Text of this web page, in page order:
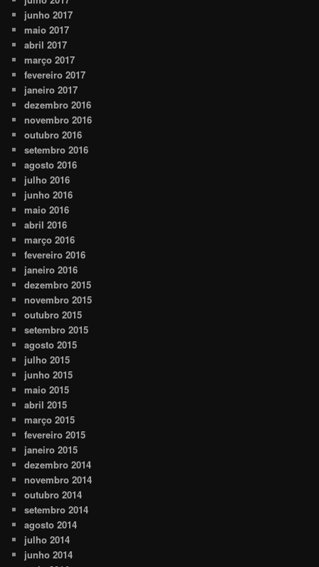
junho 2017
maio 2017
abril 2017
março 2017
fevereiro 2017
janeiro 2017
dezembro 2016
novembro 2016
outubro 2016
setembro 2016
agosto 2016
julho 2016
junho 2016
maio 2016
abril 2016
março 2016
fevereiro 2016
janeiro 2016
dezembro 2015
novembro 2015
outubro 2015
setembro 2015
agosto 2015
julho 2015
junho 2015
maio 2015
abril 2015
março 2015
fevereiro 2015
janeiro 2015
dezembro 2014
novembro 2014
outubro 2014
setembro 2014
agosto 2014
julho 2014
junho 2014